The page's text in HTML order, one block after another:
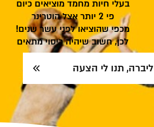
בעלי חיות מחמד מוציאים כיום
פי 2 יותר אצל הוטרינר
מכפי שהוציאו לפני עשר שנים!
לכן, חשוב שיהיה כיסוי מתאים
ליברה, תנו לי הצעה